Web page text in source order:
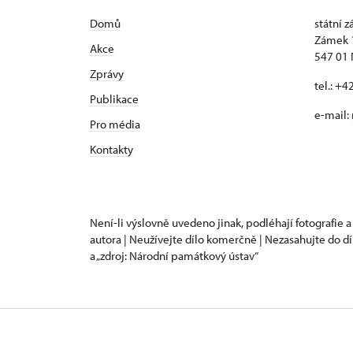
Domů
Akce
Zprávy
Publikace
Pro média
Kontakty
státní
Zámek
547 01
tel.:
e-mail:
Není-li výslovně uvedeno jinak, podléhají fotografie
autora | Neužívejte dílo komerčně | Nezasahujte do
a „zdroj: Národní památkový ústav“